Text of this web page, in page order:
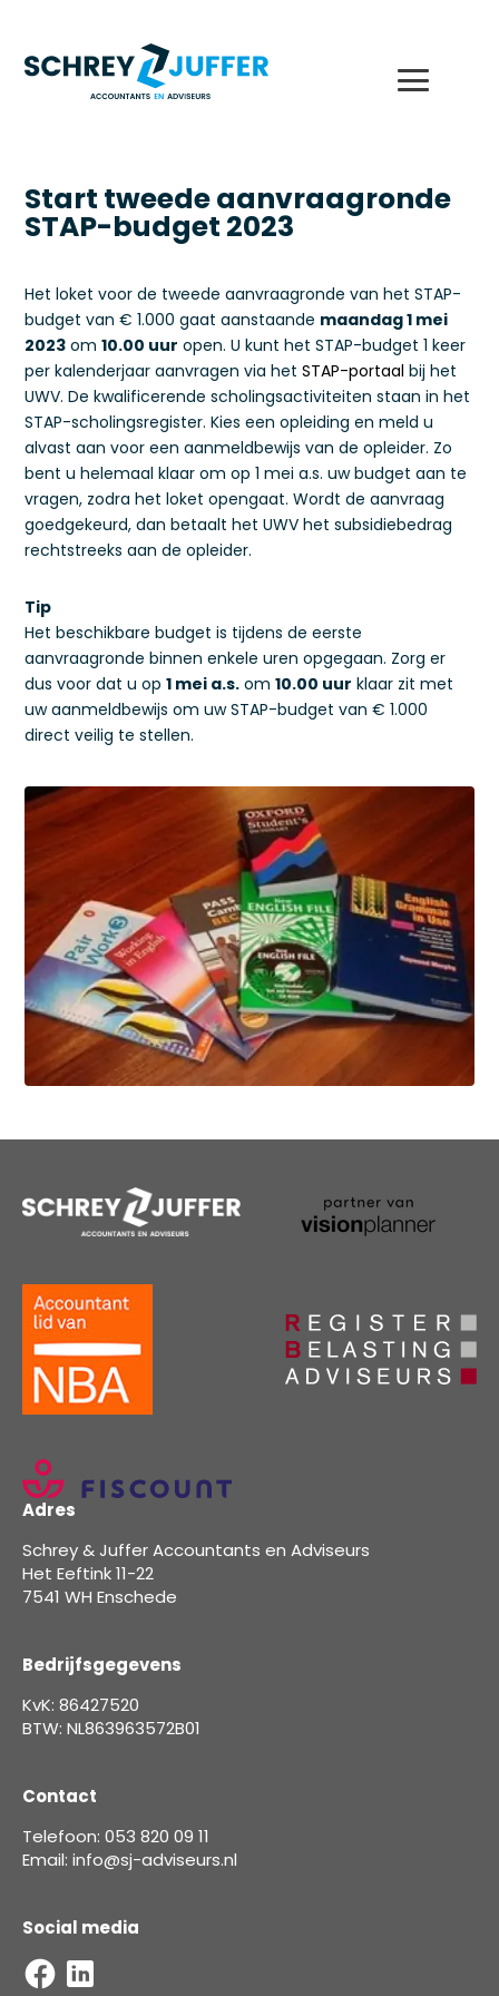
Start tweede aanvraagronde
STAP-budget 2023
Het loket voor de tweede aanvraagronde van het STAP-
budget van € 1.000 gaat aanstaande maandag 1 mei
2023 om10.00 uur open. U kunt het STAP-budget 1 keer
per kalenderjaar aanvragen via hetSTAP-portaal bij het
UWV. De kwalificerende scholingsactiviteiten staan in het
STAP-scholingsregister. Kies een opleiding en meld u
alvast aan voor een aanmeldbewijs van de opleider. Zo
bent u helemaal klaar om op 1 mei a.s. uw budget aan te
vragen, zodra het loket opengaat. Wordt de aanvraag
goedgekeurd, dan betaalt het UWV het subsidiebedrag
rechtstreeks aan de opleider.
Tip
Het beschikbare budget is tijdens de eerste
aanvraagronde binnen enkele uren opgegaan. Zorg er
dus voor dat u op1 mei a.s. om10.00 uur klaar zit met
uw aanmeldbewijs om uw STAP-budget van € 1.000
direct veilig te stellen.
Adres
Schrey & Juffer Accountants en Adviseurs
Het Eeftink 11-22
7541 WH Enschede
Bedrijfsgegevens
KvK: 86427520
BTW: NL863963572B01
Contact
Telefoon: 053 820 09 11
Email: info@sj-adviseurs.nl
Social media